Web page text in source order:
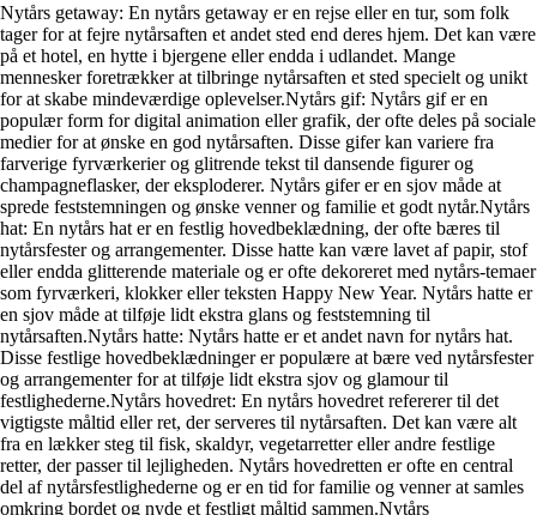
Nytårs getaway: En nytårs getaway er en rejse eller en tur, som folk
tager for at fejre nytårsaften et andet sted end deres hjem. Det kan være
på et hotel, en hytte i bjergene eller endda i udlandet. Mange
mennesker foretrækker at tilbringe nytårsaften et sted specielt og unikt
for at skabe mindeværdige oplevelser.Nytårs gif: Nytårs gif er en
populær form for digital animation eller grafik, der ofte deles på sociale
medier for at ønske en god nytårsaften. Disse gifer kan variere fra
farverige fyrværkerier og glitrende tekst til dansende figurer og
champagneflasker, der eksploderer. Nytårs gifer er en sjov måde at
sprede feststemningen og ønske venner og familie et godt nytår.Nytårs
hat: En nytårs hat er en festlig hovedbeklædning, der ofte bæres til
nytårsfester og arrangementer. Disse hatte kan være lavet af papir, stof
eller endda glitterende materiale og er ofte dekoreret med nytårs-temaer
som fyrværkeri, klokker eller teksten Happy New Year. Nytårs hatte er
en sjov måde at tilføje lidt ekstra glans og feststemning til
nytårsaften.Nytårs hatte: Nytårs hatte er et andet navn for nytårs hat.
Disse festlige hovedbeklædninger er populære at bære ved nytårsfester
og arrangementer for at tilføje lidt ekstra sjov og glamour til
festlighederne.Nytårs hovedret: En nytårs hovedret refererer til det
vigtigste måltid eller ret, der serveres til nytårsaften. Det kan være alt
fra en lækker steg til fisk, skaldyr, vegetarretter eller andre festlige
retter, der passer til lejligheden. Nytårs hovedretten er ofte en central
del af nytårsfestlighederne og er en tid for familie og venner at samles
omkring bordet og nyde et festligt måltid sammen.Nytårs